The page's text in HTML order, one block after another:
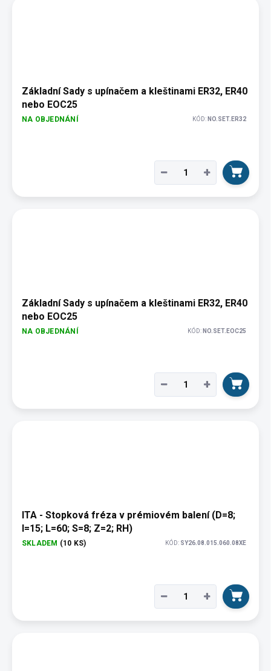
Základní Sady s upínačem a kleštinami ER32, ER40
nebo EOC25
NA OBJEDNÁNÍ KÓD: NO.SET.ER32
+
−
Základní Sady s upínačem a kleštinami ER32, ER40
nebo EOC25
NA OBJEDNÁNÍ KÓD: NO.SET.EOC25
+
−
ITA - Stopková fréza v prémiovém balení (D=8;
I=15; L=60; S=8; Z=2; RH)
SKLADEM (10 KS) KÓD: SY26.08.015.060.08XE
+
−